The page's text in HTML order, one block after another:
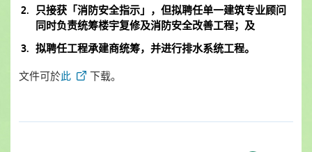
只接获「消防安全指示」，但拟聘任单一建筑专业顾问
同时负责统筹楼宇复修及消防安全改善工程；及
拟聘任工程承建商统筹，并进行排水系统工程。
文件可於此 下载。